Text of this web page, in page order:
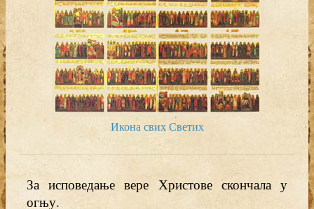
Икона свих Светих
За исповедање вере Христове скончала у
огњу.